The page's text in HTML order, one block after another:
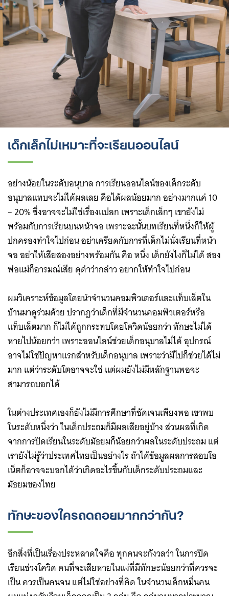
เด็กเล็กไม่เหมาะที่จะเรียนออนไลน์
อย่างน้อยในระดับอนุบาล การเรียนออนไลน์ของเด็กระดับ
อนุบาลแทบจะไม่ได้ผลเลย คือได้ผลน้อยมาก อย่างมากแค่ 10
– 20% ซึ่งอาจจะไม่ใช่เรื่องแปลก เพราะเด็กเล็กๆ เขายังไม่
พร้อมกับการเรียนบนหน้าจอ เพราะฉะนั้นบทเรียนที่หนึ่งก็ให้ผู้
ปกครองทำใจไปก่อน อย่าเครียดกับการที่เด็กไม่นั่งเรียนที่หน้า
จอ อย่าให้เสียสองอย่างพร้อมกัน คือ หนึ่ง เด็กยังไงก็ไม่ได้ สอง
พ่อแม่ก็อารมณ์เสีย ดุด่าว่ากล่าว อยากให้ทำใจไปก่อน
ผมวิเคราะห์ข้อมูลโดยนำจำนวนคอมพิวเตอร์และแท็บเล็ตใน
บ้านมาดูร่วมด้วย ปรากฏว่าเด็กที่มีจำนวนคอมพิวเตอร์หรือ
แท็บเล็ตมาก ก็ไม่ได้ถูกกระทบโดยโควิดน้อยกว่า ทักษะไม่ได้
หายไปน้อยกว่า เพราะออนไลน์ช่วยเด็กอนุบาลไม่ได้ อุปกรณ์
อาจไม่ใช่ปัญหาแรกสำหรับเด็กอนุบาล เพราะว่ามีไปก็ช่วยได้ไม่
มาก แต่ว่าระดับโตอาจจะใช่ แต่ผมยังไม่มีหลักฐานพอจะ
สามารถบอกได้
ในต่างประเทศเองก็ยังไม่มีการศึกษาที่ชัดเจนเพียงพอ เขาพบ
ในระดับหนึ่งว่า ในเด็กประถมก็มีผลเสียอยู่บ้าง ส่วนผลที่เกิด
จากการปิดเรียนในระดับมัธยมก็น้อยกว่าผลในระดับประถม แต่
เรายังไม่รู้ว่าประเทศไทยเป็นอย่างไร ถ้าได้ข้อมูลผลการสอบโอ
เน็ตก็อาจจะบอกได้ว่าเกิดอะไรขึ้นกับเด็กระดับประถมและ
มัธยมของไทย
ทักษะของใครถดถอยมากกว่ากัน?
อีกสิ่งที่เป็นเรื่องประหลาดใจคือ ทุกคนจะกังวลว่า ในการปิด
เรียนช่วงโควิด คนที่จะเสียหายในแง่ที่มีทักษะน้อยกว่าที่ควรจะ
เป็น ควรเป็นคนจน แต่ไม่ใช่อย่างที่คิด ในจำนวนเด็กหมื่นคน